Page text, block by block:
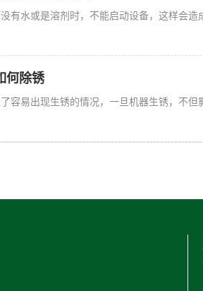
有水或是溶剂时，不能启动设备，这样会
何除锈
容易出现生锈的情况，一旦机器生锈，不